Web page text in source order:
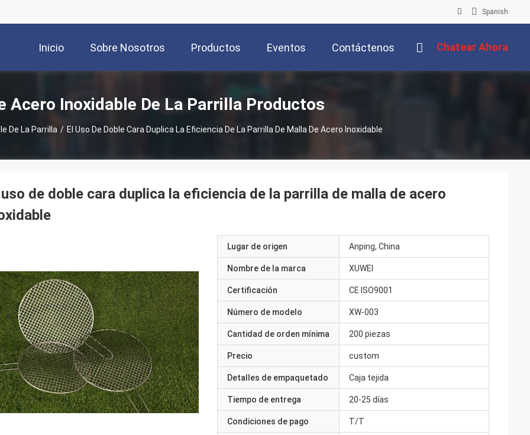
Spanish
Inicio Sobre Nosotros Productos Eventos Contáctenos Chatear Ahora
Acero Inoxidable De La Parrilla Productos
De La Parrilla / El Uso De Doble Cara Duplica La Eficiencia De La Parrilla De Malla De Acero Inoxidable
de doble cara duplica la eficiencia de la parrilla de malla de acero
Lugar de origen Anping, China
Nombre de la marca XUWEI
Certificación CE ISO9001
Número de modelo XW-003
Cantidad de orden mínima 200 piezas
Precio custom
Detalles de empaquetado Caja tejida
Tiempo de entrega 20-25 días
Condiciones de pago T/T